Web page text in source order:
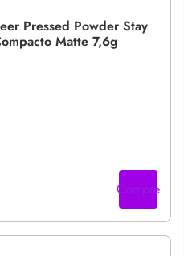
Pressed Powder Stay
Matte 7,6g
Compre